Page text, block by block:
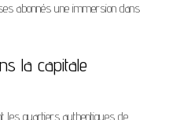
abonnés une immersion dans
la capitale
les quartiers authentiques de